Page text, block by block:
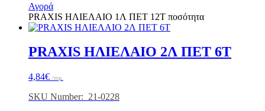
Αγορά
PRAXIS ΗΛΙΕΛΑΙΟ 1Λ ΠΕΤ 12Τ ποσότητα
PRAXIS ΗΛΙΕΛΑΙΟ 2Λ ΠΕΤ 6Τ
4,84€ /τεμ.
SKU Number: 21-0228